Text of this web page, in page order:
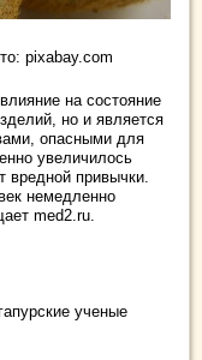
pixabay.com
на состояние
но и является
опасными для
увеличилось
вредной привычки.
немедленно
med2.ru.
ученые